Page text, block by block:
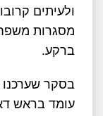
ולעיתים
מסגרות
ברקע.
בסקר שערכנו
עומד בראש